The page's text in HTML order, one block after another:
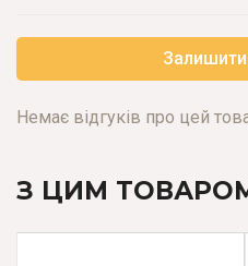
Залишити
Немає відгуків про цей
З ЦИМ